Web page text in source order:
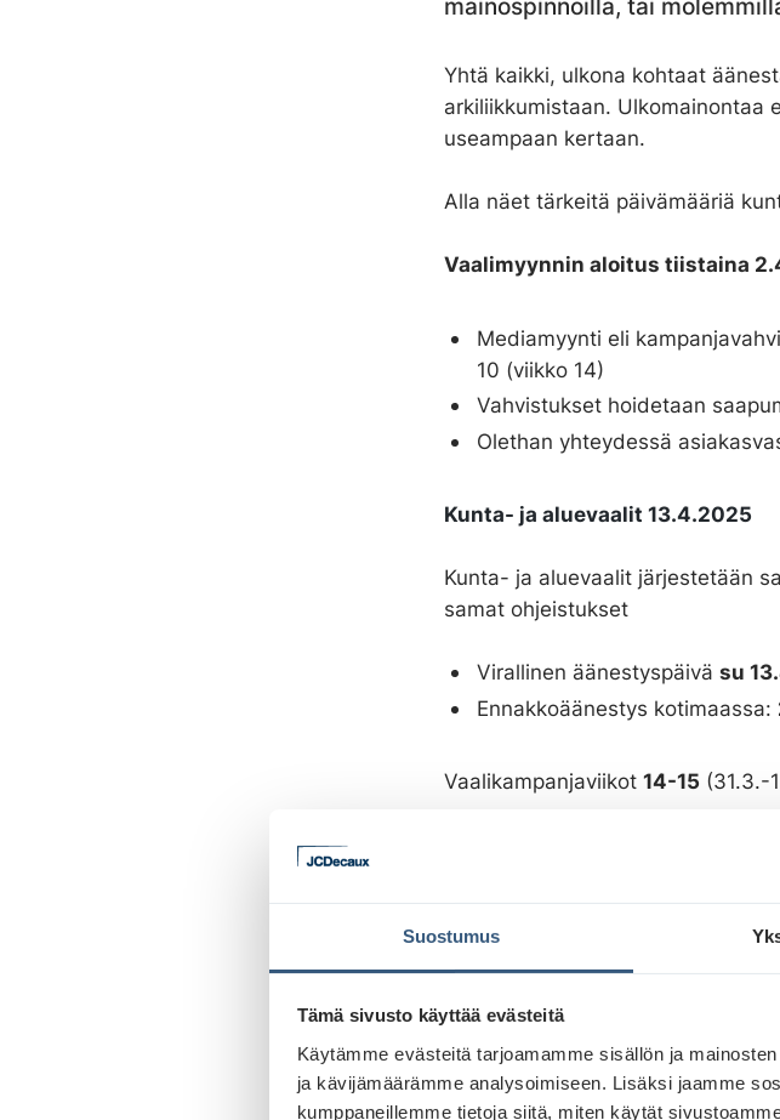
Suostumus
Tämä sivusto käyttää evästeitä
Käytämme evästeitä tarjoamamme sisällön ja
ja kävijämäärämme analysoimiseen. Lisäksi jaamme
kumppaneillemme tietoja siitä, miten käytät
mainospinnoilla, tai
Yhtä kaikki, ulkona kohtaat
arkiliikkumistaan. Ulkomainontaa
useampaan kertaan.
Alla näet tärkeitä päivämääriä
Vaalimyynnin aloitus tiistaina
Mediamyynti eli
10 (viikko 14)
Vahvistukset hoidetaan
Olethan yhteydessä
Kunta- ja aluevaalit 13.4.2025
Kunta- ja aluevaalit järjestetään
samat ohjeistukset
Virallinen äänestyspäiväsu
Ennakkoäänestys kotimaassa:
Vaalikampanjaviikot 14-15 (31.3.-
Digiaineistojen viimeinen